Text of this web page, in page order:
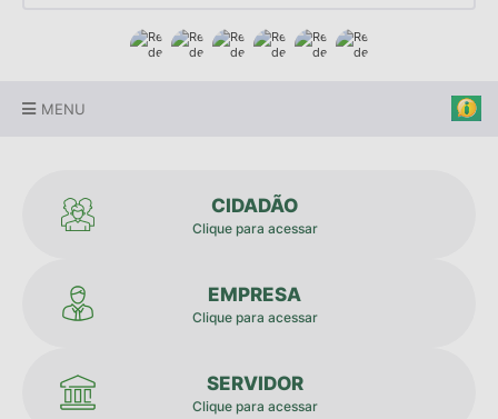
MENU
Cidade
Carta de Serviços
Turismo
CIDADÃO
Clique para acessar
EMPRESA
Clique para acessar
SERVIDOR
Clique para acessar